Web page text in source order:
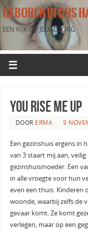
GEBOREN IN ONS
EEN KIJK OP JEUGDZORG
You rise me up
DOOR ERMA 9
Een gezinshuis ergens in
van 3 staart mij aan,
gezinshuismoeder. Een
in alle vroegte voor hun
even een thuis. Kinderen
woonde, waarbij zelfs de
gevaar komt. Ze komt
verlegen, maar op een